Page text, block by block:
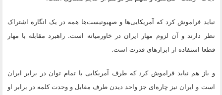
نباید فراموش کرد که آمریکایی‌ها و صهیونیست‌ها همه در یک انگاره اشتراک
نظر دارند و آن لزوم مهار ایران در خاورمیانه است. راهبرد مقابله با مهار
قطعا استفاده از ابزارهای قدرت است.
و باز هم نباید فراموش کرد که طرف آمریکایی با تمام توان در برابر ایران
است و ایران نیز چاره‌ای جز واحد دیدن طرف مقابل و وحدت کلمه در برابر او